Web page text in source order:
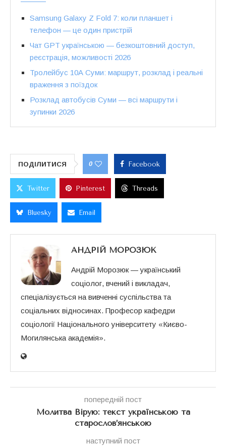
Samsung Galaxy Z Fold 7: коли планшет і
телефон — це один пристрій
Чат GPT українською — безкоштовний доступ,
реєстрація, можливості 2026
Тролейбус 10А Суми: маршрут, розклад і реальні
враження з поїздок
Розклад автобусів Суми — всі маршрути і
зупинки 2026
ПОДІЛИТИСЯ 0 Facebook
Twitter Pinterest Threads
Bluesky Email
АНДРІЙ МОРОЗЮК
Андрій Морозюк — український
соціолог, вчений і викладач,
спеціалізується на вивченні суспільства та
соціальних відносинах. Професор кафедри
соціології Національного університету «Києво-
Могилянська академія».
попередній пост
Молитва Вірую: текст українською та
старослов’янською
наступний пост